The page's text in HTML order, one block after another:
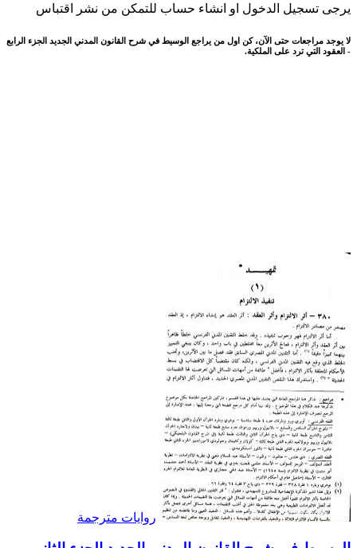
يرجى تسجيل الدخول او انشاء حساب للتمكن من نشر اقتباس
لا يوجد مراجعات حتى الآن، كن اول من يراجع الوسيط في شرح القانون المدني الجديد الجزء الرابع
- العقود التي ترد على الملكية.
روايات مترجمة